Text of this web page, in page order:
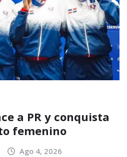
a PR y conquista
femenino
Ago 4, 2026